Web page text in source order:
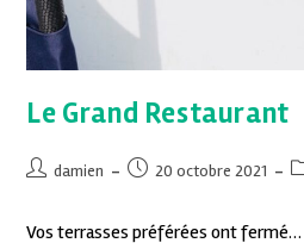
Le Grand Restaurant
damien 20 octobre 2021
Vos terrasses préférées ont